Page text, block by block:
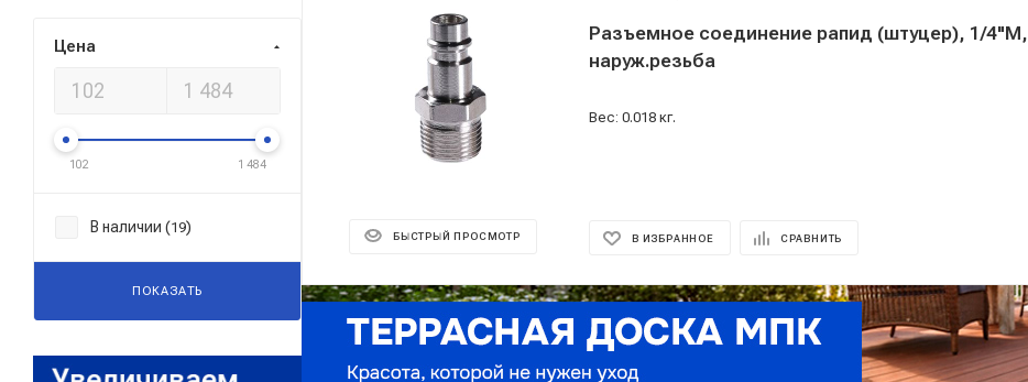
БЫСТРЫЙ ПРОСМОТР
Разъемное соединение рапид (штуцер), 1/4"M,
наруж.резьба
Вес: 0.018 кг.
В ИЗБРАННОЕ СРАВНИТЬ
Реклама ⋮
Цена
102 1 484
В наличии (19)
ПОКАЗАТЬ